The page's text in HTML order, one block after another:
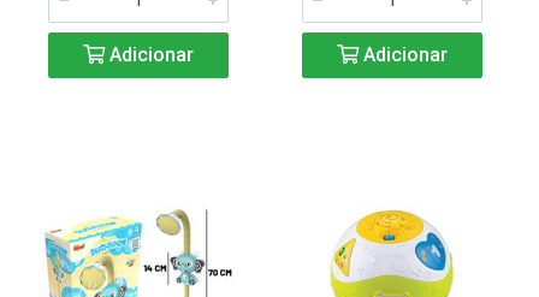
Adicionar Adicionar